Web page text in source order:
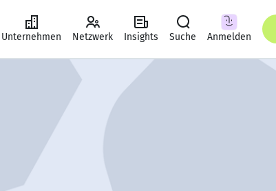
Unternehmen Netzwerk Insights Suche Anmelden